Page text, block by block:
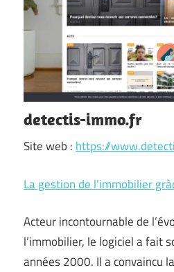
detectis-immo.fr
Site web : https://
La gestion de l’immobilier
Acteur incontournable de
l’immobilier, le logiciel a fait
années 2000. Il a convaincu